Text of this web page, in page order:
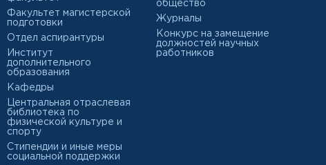
Факультет магистерской
подготовки
Отдел аспирантуры
Институт
дополнительного
образования
Кафедры
Центральная отраслевая
библиотека по
физической культуре и
спорту
Стипендии и иные меры
социальной поддержки
общество
Журналы
Конкурс на замещение
должностей научных
работников